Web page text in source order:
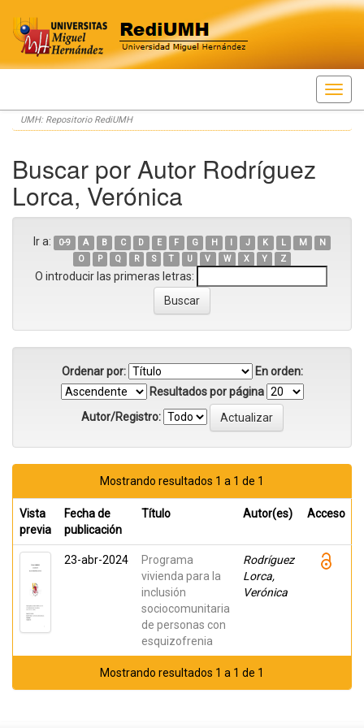
Skip
navigation
UMH: Repositorio RediUMH
Buscar por Autor Rodríguez
Lorca, Verónica
Ir a: 0-9 A B C D E F G H I J K L M
N
O
P Q R S T U V W X Y Z
O introducir las primeras letras:
Ordenar por:
En orden:
Resultados por página
Autor/Registro:
Mostrando resultados 1 a 1 de 1
Vista
previa
Fecha de
publicación
Título Autor(es) Acceso
23-abr-2024
Programa
vivienda para la
inclusión
sociocomunitaria
de personas con
esquizofrenia
Rodríguez
Lorca,
Verónica
Mostrando resultados 1 a 1 de 1